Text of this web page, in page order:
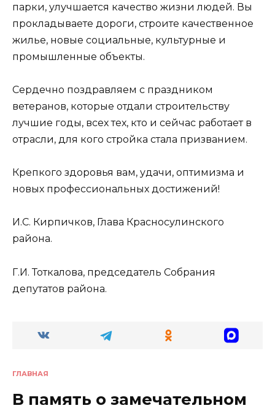
парки, улучшается качество жизни людей. Вы
прокладываете дороги, строите качественное
жилье, новые социальные, культурные и
промышленные объекты.
Сердечно поздравляем с праздником
ветеранов, которые отдали строительству
лучшие годы, всех тех, кто и сейчас работает в
отрасли, для кого стройка стала призванием.
Крепкого здоровья вам, удачи, оптимизма и
новых профессиональных достижений!
И.С. Кирпичков, Глава Красносулинского
района.
Г.И. Тоткалова, председатель Собрания
депутатов района.
ГЛАВНАЯ
В память о замечательном